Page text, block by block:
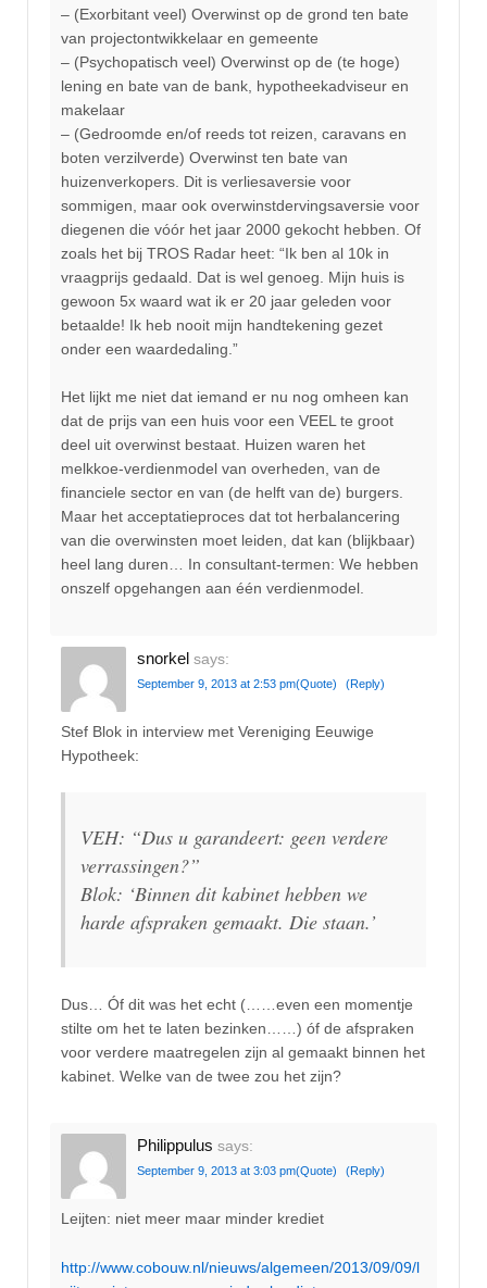
– (Exorbitant veel) Overwinst op de grond ten bate
van projectontwikkelaar en gemeente
– (Psychopatisch veel) Overwinst op de (te hoge)
lening en bate van de bank, hypotheekadviseur en
makelaar
– (Gedroomde en/of reeds tot reizen, caravans en
boten verzilverde) Overwinst ten bate van
huizenverkopers. Dit is verliesaversie voor
sommigen, maar ook overwinstdervingsaversie voor
diegenen die vóór het jaar 2000 gekocht hebben. Of
zoals het bij TROS Radar heet: “Ik ben al 10k in
vraagprijs gedaald. Dat is wel genoeg. Mijn huis is
gewoon 5x waard wat ik er 20 jaar geleden voor
betaalde! Ik heb nooit mijn handtekening gezet
onder een waardedaling.”
Het lijkt me niet dat iemand er nu nog omheen kan
dat de prijs van een huis voor een VEEL te groot
deel uit overwinst bestaat. Huizen waren het
melkkoe-verdienmodel van overheden, van de
financiele sector en van (de helft van de) burgers.
Maar het acceptatieproces dat tot herbalancering
van die overwinsten moet leiden, dat kan (blijkbaar)
heel lang duren… In consultant-termen: We hebben
onszelf opgehangen aan één verdienmodel.
snorkel says:
September 9, 2013 at 2:53 pm(Quote) (Reply)
Stef Blok in interview met Vereniging Eeuwige
Hypotheek:
VEH: “Dus u garandeert: geen verdere
verrassingen?”
Blok: ‘Binnen dit kabinet hebben we
harde afspraken gemaakt. Die staan.’
Dus… Óf dit was het echt (……even een momentje
stilte om het te laten bezinken……) óf de afspraken
voor verdere maatregelen zijn al gemaakt binnen het
kabinet. Welke van de twee zou het zijn?
Philippulus says:
September 9, 2013 at 3:03 pm(Quote) (Reply)
Leijten: niet meer maar minder krediet
http://www.cobouw.nl/nieuws/algemeen/2013/09/09/l